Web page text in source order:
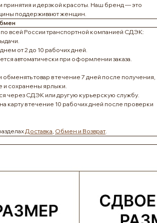
принятия и дерзкой красоты. Наш бренд — это
поддерживают женщин.
всей России транспортной компанией СДЭК:
от 2 до 10 рабочих дней.
автоматически при оформлении заказа.
товар в течение 7 дней после получения,
и сохранены ярлыки.
через СДЭК или другую курьерскую службу.
карту в течение 10 рабочих дней после проверки
Доставка Обмен и Возврат.